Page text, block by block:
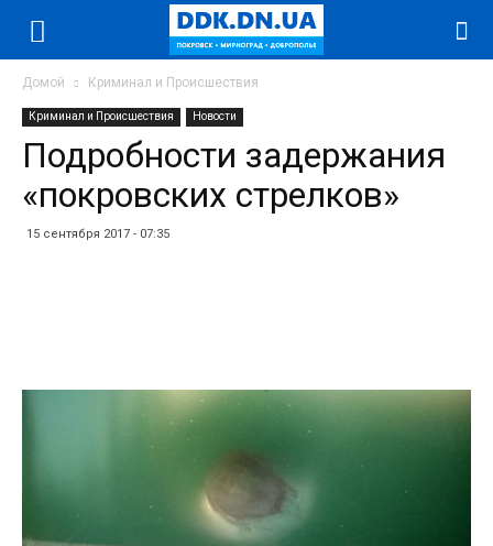
Домой Криминал и Происшествия
Криминал и Происшествия Новости
Подробности задержания
«покровских стрелков»
15 сентября 2017 - 07:35